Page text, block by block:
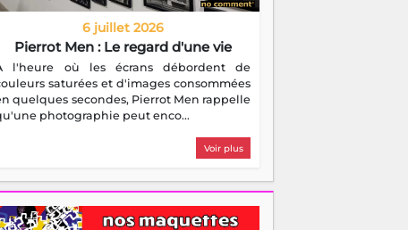
en quelques secondes, Pierrot Men rappelle
qu'une photographie peut enco...
EDITO